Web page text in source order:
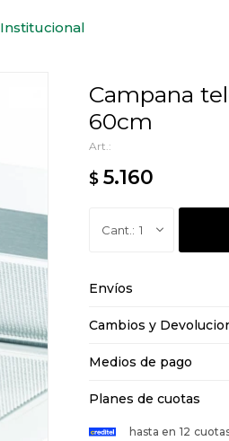
Institucional
Campana
60cm
$ 5.160
1
Envíos
Cambios y
Medios de pago
Planes de cuotas
hasta en 12